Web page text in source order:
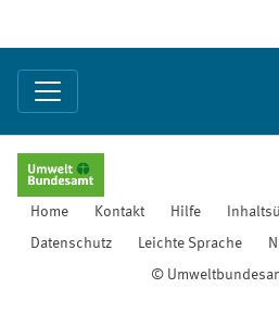
Home Kontakt Hilfe
Datenschutz Leichte Sprache
©